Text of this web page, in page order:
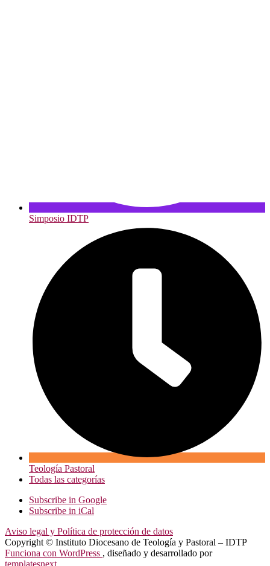
Simposio IDTP
Teología Pastoral
Todas las categorías
Subscribe in Google
Subscribe in iCal
Aviso legal y Política de protección de datos
Copyright © Instituto Diocesano de Teología y Pastoral – IDTP
Funciona con WordPress , diseñado y desarrollado por
templatesnext